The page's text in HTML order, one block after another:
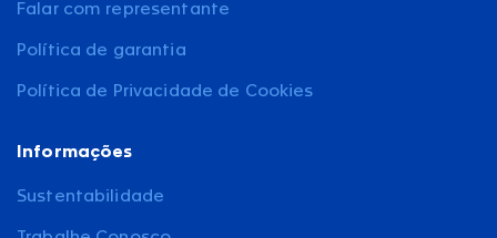
Falar com representante
Política de garantia
Política de Privacidade de Cookies
Informações
Sustentabilidade